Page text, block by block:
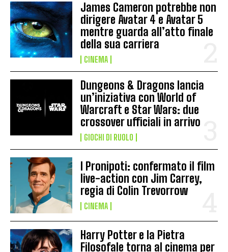
James Cameron potrebbe non
dirigere Avatar 4 e Avatar 5
mentre guarda all’atto finale
della sua carriera
CINEMA
Dungeons & Dragons lancia
un’iniziativa con World of
Warcraft e Star Wars: due
crossover ufficiali in arrivo
GIOCHI DI RUOLO
I Pronipoti: confermato il film
live-action con Jim Carrey,
regia di Colin Trevorrow
CINEMA
Harry Potter e la Pietra
Filosofale torna al cinema per